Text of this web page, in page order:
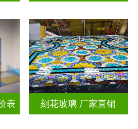
表 刻花玻璃 厂家直销